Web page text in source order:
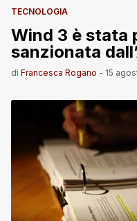
TECNOLOGIA
Wind 3 è stata
sanzionata
di Francesca Rogano - 15